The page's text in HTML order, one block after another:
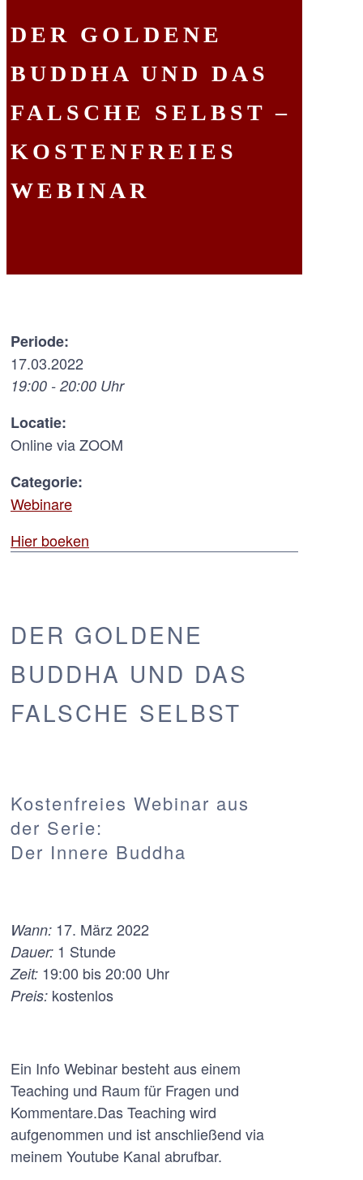
DER GOLDENE
BUDDHA UND DAS
FALSCHE SELBST –
KOSTENFREIES
WEBINAR
Periode:
17.03.2022
19:00 - 20:00 Uhr
Locatie:
Online via ZOOM
Categorie:
Webinare
Hier boeken
DER GOLDENE
BUDDHA UND DAS
FALSCHE SELBST
Kostenfreies Webinar aus
der Serie:
Der Innere Buddha
Wann: 17. März 2022
Dauer: 1 Stunde
Zeit: 19:00 bis 20:00 Uhr
Preis: kostenlos
Ein Info Webinar besteht aus einem
Teaching und Raum für Fragen und
Kommentare.Das Teaching wird
aufgenommen und ist anschließend via
meinem Youtube Kanal abrufbar.